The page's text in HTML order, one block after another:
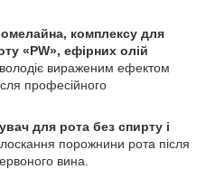
комплексу для
«PW», ефірних олій
володіє вираженим ефектом
професійного
для рота без спирту і
порожнини рота після
вина.